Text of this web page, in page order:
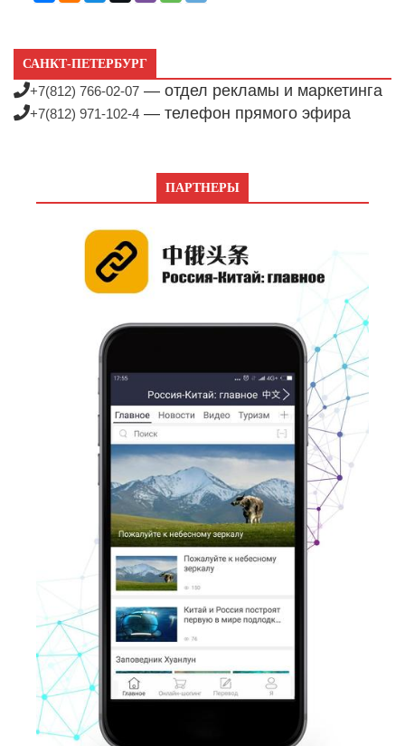
САНКТ-ПЕТЕРБУРГ
+7(812) 766-02-07 — отдел рекламы и маркетинга
+7(812) 971-102-4 — телефон прямого эфира
ПАРТНЕРЫ